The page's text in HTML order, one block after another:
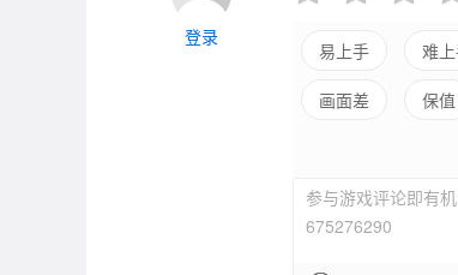
登录
易上手 难
画面差 保值
参与游戏评论即有
675276290